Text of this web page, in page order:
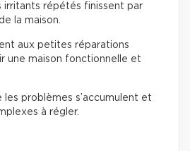
irritants répétés finissent par
la maison.
aux petites réparations
une maison fonctionnelle et
les problèmes s’accumulent et
à régler.